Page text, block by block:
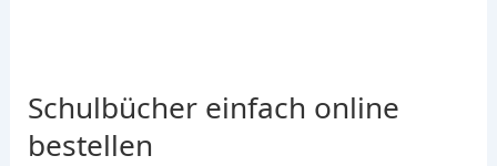
Schulbücher einfach online
bestellen